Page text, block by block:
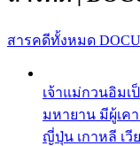
สารคดีทั้งหมด
เจ้าแม่กวนอิม
มหายาน มีผู้เค
ญี่ปุ่น เกาหลี เวี